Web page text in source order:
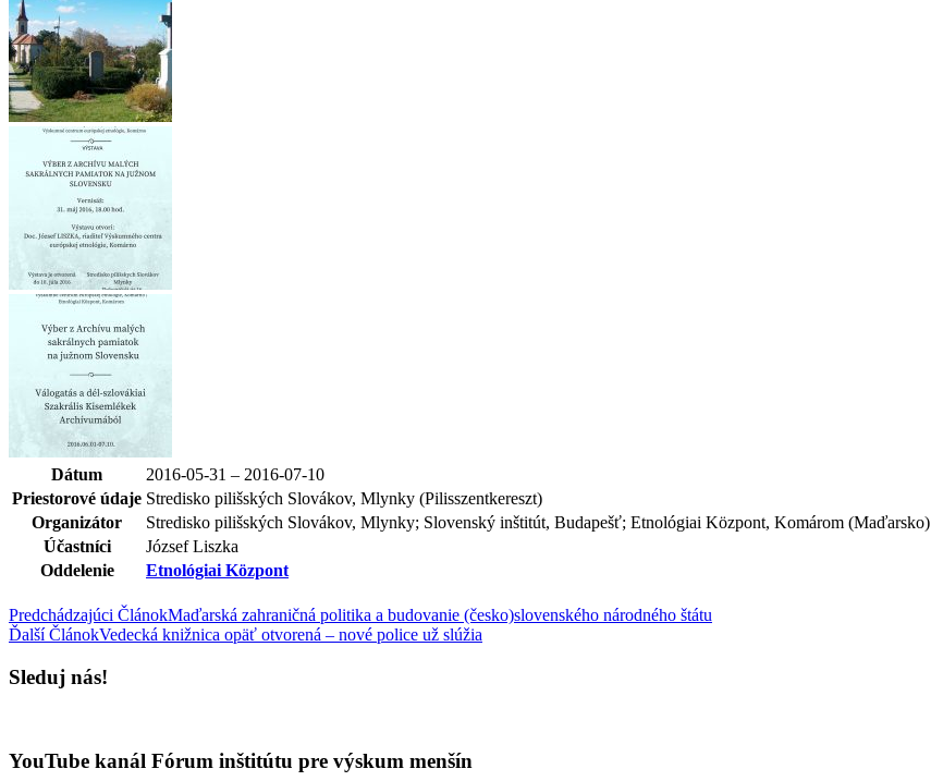
Dátum
2016-05-31 – 2016-07-10
Priestorové údaje Stredisko pilišských Slovákov, Mlynky (Pilisszentkereszt)
Organizátor
Stredisko pilišských Slovákov, Mlynky; Slovenský inštitút, Budapešť; Etnológiai Központ, Komárom (Maďarsko)
Účastníci
József Liszka
Oddelenie
Etnológiai Központ
Predchádzajúci ČlánokMaďarská zahraničná politika a budovanie (česko)slovenského národného štátu
Ďalší ČlánokVedecká knižnica opäť otvorená – nové police už slúžia
Sleduj nás!
YouTube kanál Fórum inštitútu pre výskum menšín